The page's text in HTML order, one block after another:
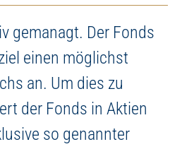
gemanagt. Der Fonds
einen möglichst
an. Um dies zu
der Fonds in Aktien
so genannter